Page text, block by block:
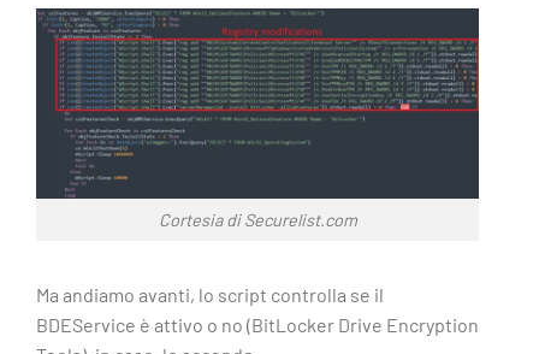
Cortesia di Securelist.com
Ma andiamo avanti, lo script controlla se il
BDEService è attivo o no (BitLocker Drive Encryption